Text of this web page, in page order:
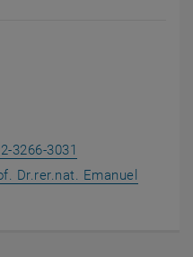
3266-3031
Dr.rer.nat. Emanuel